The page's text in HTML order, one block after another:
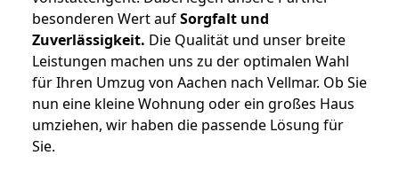
besonderen Wert aufSorgfalt und
Zuverlässigkeit. Die Qualität und unser breite
Leistungen machen uns zu der optimalen Wahl
für Ihren Umzug von Aachen nach Vellmar. Ob Sie
nun eine kleine Wohnung oder ein großes Haus
umziehen, wir haben die passende Lösung für
Sie.